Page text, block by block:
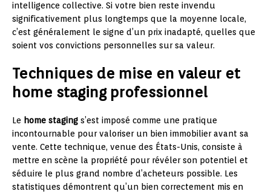
intelligence collective. Si votre bien reste invendu
significativement plus longtemps que la moyenne locale,
c’est généralement le signe d’un prix inadapté, quelles que
soient vos convictions personnelles sur sa valeur.
Techniques de mise en valeur et
home staging professionnel
Le home staging s’est imposé comme une pratique
incontournable pour valoriser un bien immobilier avant sa
vente. Cette technique, venue des États-Unis, consiste à
mettre en scène la propriété pour révéler son potentiel et
séduire le plus grand nombre d’acheteurs possible. Les
statistiques démontrent qu’un bien correctement mis en